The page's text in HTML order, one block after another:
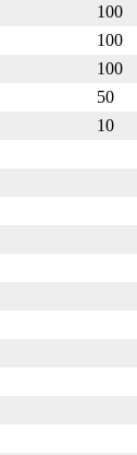
100
100
100
50
10